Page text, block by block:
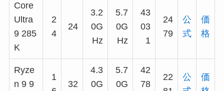
Core
Ultra
9 285
K
2
4
24
3.2
0G
Hz
5.7
0G
Hz
43
03
1
24
79
公
式
価
格
Ryze
n 9 9
1
32
4.3
0G
5.7
0G
42
78
22
公
価